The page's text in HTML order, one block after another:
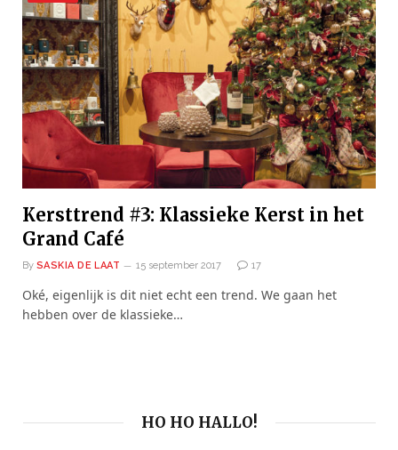
Kersttrend #3: Klassieke Kerst in het
Grand Café
By SASKIA DE LAAT 15 september 2017 17
Oké, eigenlijk is dit niet echt een trend. We gaan het
hebben over de klassieke…
HO HO HALLO!